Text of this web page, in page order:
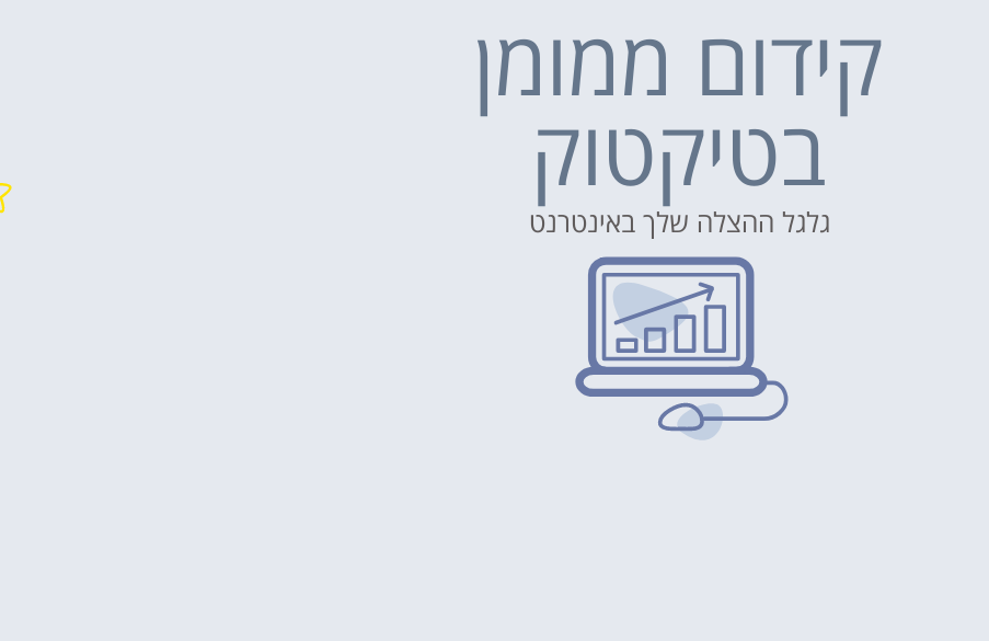
קידום ממומן
בטיקטוק
גלגל ההצלה שלך באינטרנט